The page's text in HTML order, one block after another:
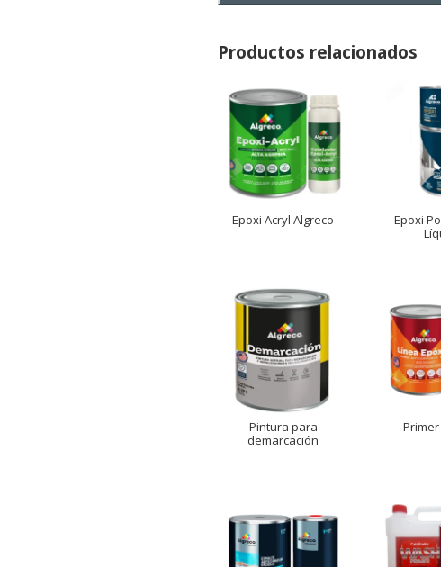
Productos relacionados
Epoxi Acryl Algreco
Epoxi
Pintura para
demarcación